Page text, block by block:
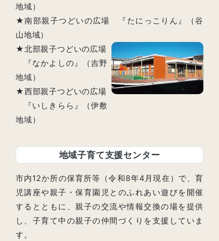
地域）
★南部親子つどいの広場 『たにっこりん』（谷
山地域）
★北部親子つどいの広場
『なかよしの』（吉野
地域）
★西部親子つどいの広場
『いしきらら』（伊敷
地域）
地域子育て支援センター
市内12か所の保育所等（令和8年4月現在）で、育
児講座や親子・保育園児とのふれあい遊びを開催
するとともに、親子の交流や情報交換の場を提供
し、子育て中の親子の仲間づくりを支援していま
す。